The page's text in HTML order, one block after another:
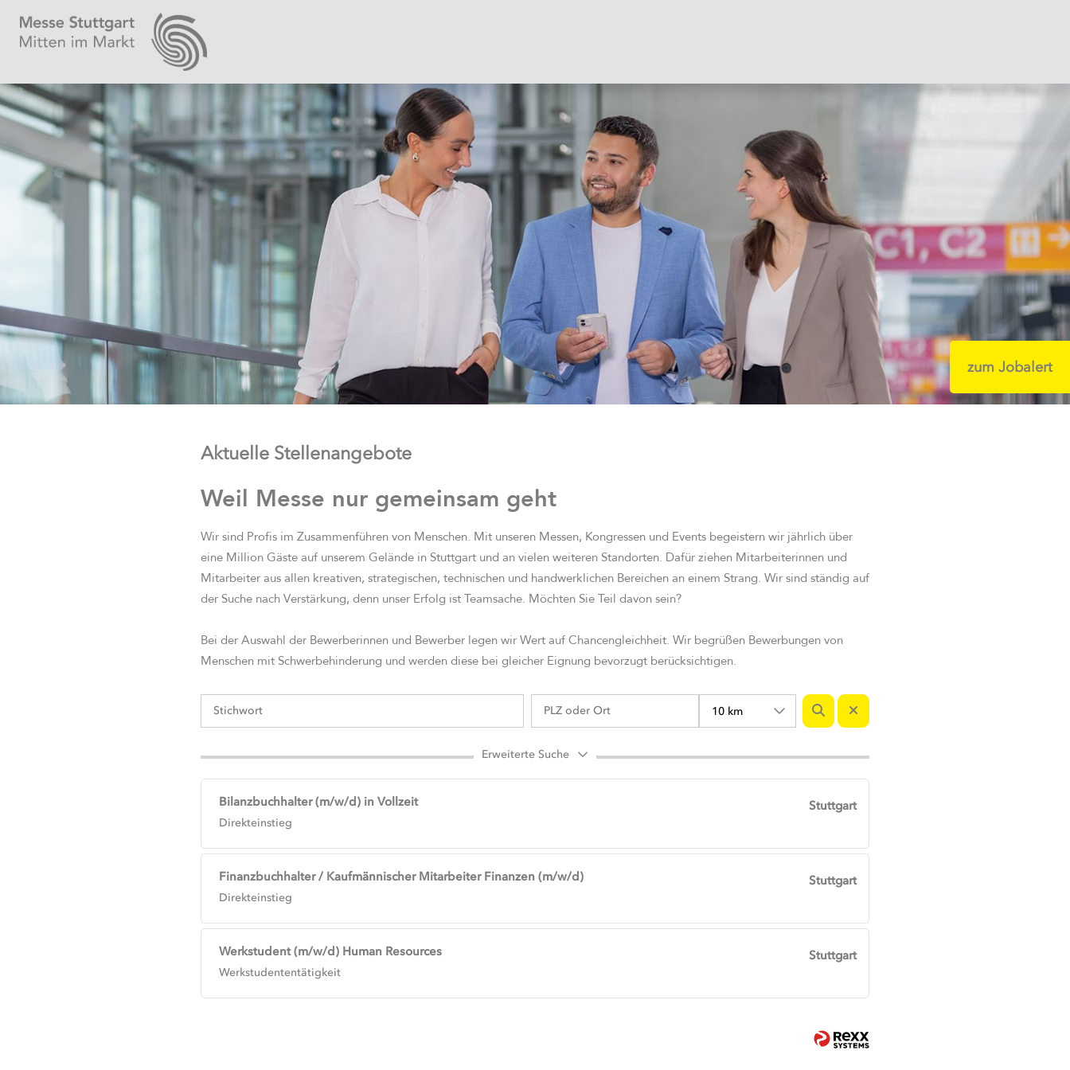
Aktuelle Stellenangebote
Weil Messe nur gemeinsam geht
Wir sind Profis im Zusammenführen von Menschen. Mit unseren Messen, Kongressen und Events begeistern wir jährlich über
eine Million Gäste auf unserem Gelände in Stuttgart und an vielen weiteren Standorten. Dafür ziehen Mitarbeiterinnen und
Mitarbeiter aus allen kreativen, strategischen, technischen und handwerklichen Bereichen an einem Strang. Wir sind ständig auf
der Suche nach Verstärkung, denn unser Erfolg ist Teamsache. Möchten Sie Teil davon sein?
Bei der Auswahl der Bewerberinnen und Bewerber legen wir Wert auf Chancengleichheit. Wir begrüßen Bewerbungen von
Menschen mit Schwerbehinderung und werden diese bei gleicher Eignung bevorzugt berücksichtigen.
10 km
Erweiterte Suche
Bilanzbuchhalter (m/w/d) in Vollzeit
Direkteinstieg
Stuttgart
Finanzbuchhalter / Kaufmännischer Mitarbeiter Finanzen (m/w/d)
Direkteinstieg
Stuttgart
Werkstudent (m/w/d) Human Resources
Werkstudententätigkeit
Stuttgart
zum Jobalert